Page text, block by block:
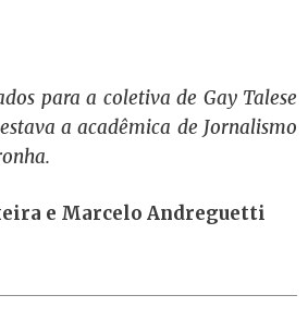
para a coletiva de Gay Talese
a acadêmica de Jornalismo
e Marcelo Andreguetti